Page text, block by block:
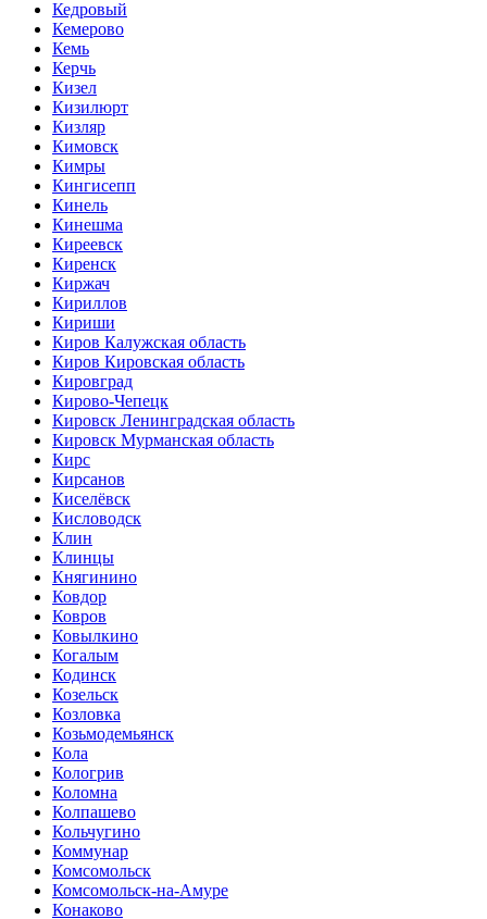
Кедровый
Кемерово
Кемь
Керчь
Кизел
Кизилюрт
Кизляр
Кимовск
Кимры
Кингисепп
Кинель
Кинешма
Киреевск
Киренск
Киржач
Кириллов
Кириши
Киров Калужская область
Киров Кировская область
Кировград
Кирово-Чепецк
Кировск Ленинградская область
Кировск Мурманская область
Кирс
Кирсанов
Киселёвск
Кисловодск
Клин
Клинцы
Княгинино
Ковдор
Ковров
Ковылкино
Когалым
Кодинск
Козельск
Козловка
Козьмодемьянск
Кола
Кологрив
Коломна
Колпашево
Кольчугино
Коммунар
Комсомольск
Комсомольск-на-Амуре
Конаково